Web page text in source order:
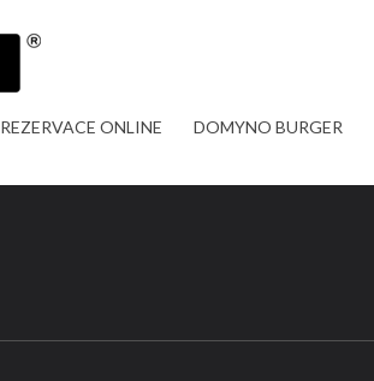
REZERVACE ONLINE DOMYNO BURGER